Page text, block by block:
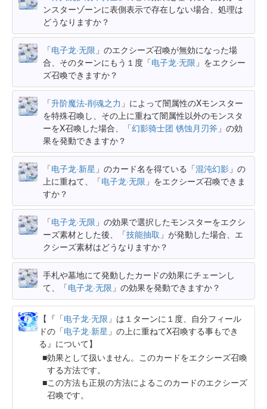
ンスターゾーンに表側表示で存在しない場合、処理は
どうなりますか？
「电子龙·无限 」のエクシーズ召喚が無効になった場
合、そのターンにもう１度「电子龙·无限 」をエクシー
ズ召喚できますか？
「升阶魔法-削魂之力 」によって闇属性のXモンスター
を特殊召喚し、その上に重ねて闇属性以外のモンスタ
ーをX召喚した場合、「幻影骑士团 锈蚀月刃斧 」の効
果を発動できますか？
「电子龙·新星 」のカード名を得ている「混沌幻影 」の
上に重ねて、「电子龙·无限 」をエクシーズ召喚できま
すか？
「电子龙·无限 」の効果で選択したモンスターをエクシ
ーズ素材とした後、「技能抽取 」が発動した場合、エ
クシーズ素材はどうなりますか？
手札や墓地にて発動したカードの効果にチェーンし
て、「电子龙·无限 」の効果を発動できますか？
【『「电子龙·无限 」は１ターンに１度、自分フィール
ドの「电子龙·新星 」の上に重ねてX召喚する事もでき
る』について】
効果として扱いません。このカードをエクシーズ召喚
する方法です。
この方法も正規の方法によるこのカードのエクシーズ
召喚です。